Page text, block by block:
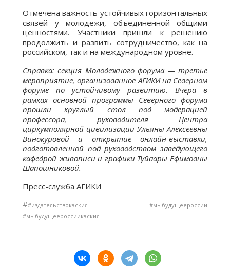
Отмечена важность устойчивых горизонтальных
связей у молодежи, объединенной общими
ценностями. Участники пришли к решению
продолжить и развить сотрудничество, как на
российском, так и на международном уровне.
Справка: секция Молодежного форума — третье
мероприятие, организованное АГИКИ на Северном
форуме по устойчивому развитию. Вчера в
рамках основной программы Северного форума
прошли круглый стол под модерацией
профессора, руководителя Центра
циркумполярной цивилизации Ульяны Алексеевны
Винокуровой и открытие онлайн-выставки,
подготовленной под руководством заведующего
кафедрой живописи и графики Туйаары Ефимовны
Шапошниковой.
Пресс-служба АГИКИ
##издательствокэскил #мыбудущеероссии
#мыбудущеероссиикэскил